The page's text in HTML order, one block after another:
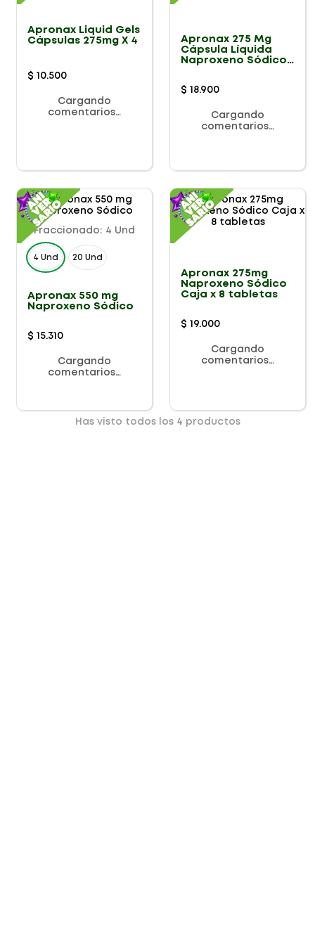
Apronax Liquid Gels
Cápsulas 275mg X 4
$ 10.500
Cargando
comentarios…
Apronax 275 Mg
Cápsula Líquida
Naproxeno Sódico
$ 18.900
Cargando
comentarios…
Fraccionado: 4 Und
4 Und 20 Und
Apronax 550 mg
Naproxeno Sódico
$ 15.310
Cargando
comentarios…
Apronax 275mg
Naproxeno Sódico
Caja x 8 tabletas
$ 19.000
Cargando
comentarios…
Has visto todos los 4 productos